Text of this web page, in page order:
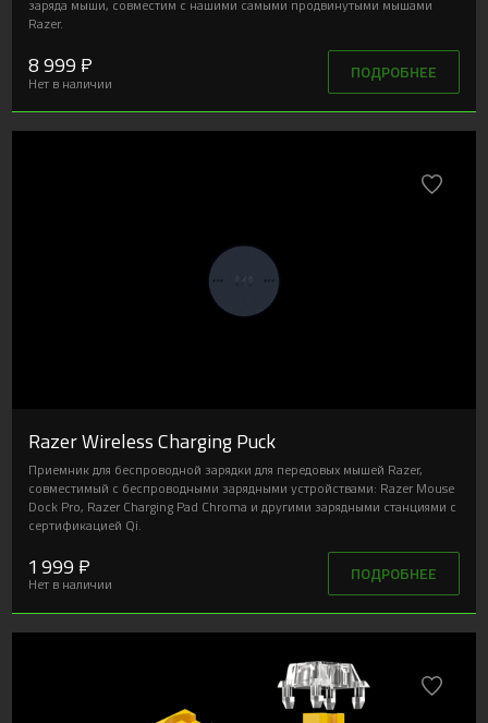
заряда мыши, совместим с нашими самыми продвинутыми мышами
Razer.
8 999 ₽
Нет в наличии
ПОДРОБНЕЕ
Razer Wireless Charging Puck
Приемник для беспроводной зарядки для передовых мышей Razer,
совместимый с беспроводными зарядными устройствами: Razer Mouse
Dock Pro, Razer Charging Pad Chroma и другими зарядными станциями с
сертификацией Qi.
1 999 ₽
Нет в наличии
ПОДРОБНЕЕ